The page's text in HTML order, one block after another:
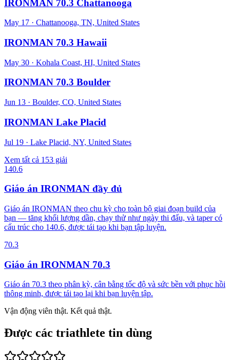
IRONMAN 70.3 Chattanooga
May 17 · Chattanooga, TN, United States
IRONMAN 70.3 Hawaii
May 30 · Kohala Coast, HI, United States
IRONMAN 70.3 Boulder
Jun 13 · Boulder, CO, United States
IRONMAN Lake Placid
Jul 19 · Lake Placid, NY, United States
Xem tất cả 153 giải
140.6
Giáo án IRONMAN đầy đủ
Giáo án IRONMAN theo chu kỳ cho toàn bộ giai đoạn build của
bạn — tăng khối lượng dần, chạy thử như ngày thi đấu, và taper có
cấu trúc cho 140.6, được tái tạo khi bạn tập luyện.
70.3
Giáo án IRONMAN 70.3
Giáo án 70.3 theo phân kỳ, cân bằng tốc độ và sức bền với phục hồi
thông minh, được tái tạo lại khi bạn luyện tập.
Vận động viên thật. Kết quả thật.
Được các triathlete tin dùng